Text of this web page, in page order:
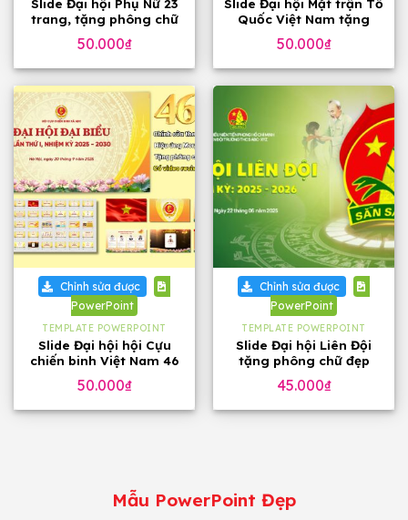
Slide Đại hội Phụ Nữ 23
trang, tặng phông chữ
50.000₫
Slide Đại hội Mặt trận Tổ
Quốc Việt Nam tặng
50.000₫
Chỉnh sửa được
PowerPoint
TEMPLATE POWERPOINT
Slide Đại hội hội Cựu
chiến binh Việt Nam 46
50.000₫
Chỉnh sửa được
PowerPoint
TEMPLATE POWERPOINT
Slide Đại hội Liên Đội
tặng phông chữ đẹp
45.000₫
Mẫu PowerPoint Đẹp